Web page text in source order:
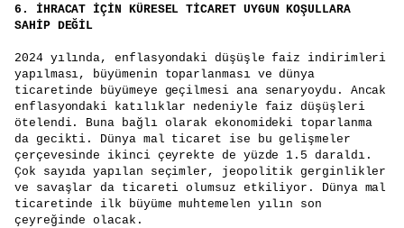
6.
İHRACAT İÇİN KÜRESEL TİCARET UYGUN KOŞULLARA
SAHİP DEĞİL
2024 yılında, enflasyondaki düşüşle faiz indirimleri
yapılması, büyümenin toparlanması ve dünya
ticaretinde büyümeye geçilmesi ana senaryoydu. Ancak
enflasyondaki katılıklar nedeniyle faiz düşüşleri
ötelendi. Buna bağlı olarak ekonomideki toparlanma
da gecikti. Dünya mal ticaret ise bu gelişmeler
çerçevesinde ikinci çeyrekte de yüzde 1.5 daraldı.
Çok sayıda yapılan seçimler, jeopolitik gerginlikler
ve savaşlar da ticareti olumsuz etkiliyor. Dünya mal
ticaretinde ilk büyüme muhtemelen yılın son
çeyreğinde olacak.